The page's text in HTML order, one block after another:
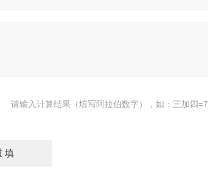
请输入计算结果（填写阿拉伯数字），如：三加四=7